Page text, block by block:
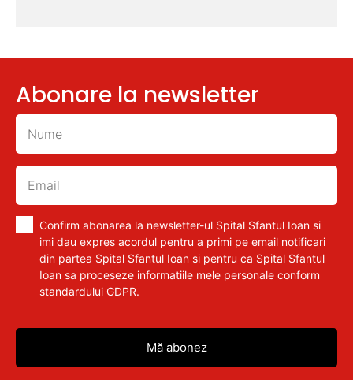
Abonare la newsletter
Confirm abonarea la newsletter-ul Spital Sfantul Ioan si
imi dau expres acordul pentru a primi pe email notificari
din partea Spital Sfantul Ioan si pentru ca Spital Sfantul
Ioan sa proceseze informatiile mele personale conform
standardului GDPR.